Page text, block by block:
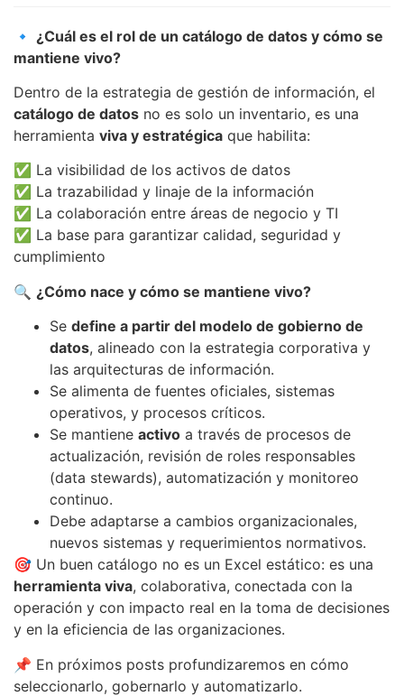
🔹 ¿Cuál es el rol de un catálogo de datos y cómo se
mantiene vivo?
Dentro de la estrategia de gestión de información, el
catálogo de datos no es solo un inventario, es una
herramienta viva y estratégica que habilita:
✅ La visibilidad de los activos de datos
✅ La trazabilidad y linaje de la información
✅ La colaboración entre áreas de negocio y TI
✅ La base para garantizar calidad, seguridad y
cumplimiento
🔍 ¿Cómo nace y cómo se mantiene vivo?
Se define a partir del modelo de gobierno de
datos, alineado con la estrategia corporativa y
las arquitecturas de información.
Se alimenta de fuentes oficiales, sistemas
operativos, y procesos críticos.
Se mantiene activo a través de procesos de
actualización, revisión de roles responsables
(data stewards), automatización y monitoreo
continuo.
Debe adaptarse a cambios organizacionales,
nuevos sistemas y requerimientos normativos.
🎯 Un buen catálogo no es un Excel estático: es una
herramienta viva, colaborativa, conectada con la
operación y con impacto real en la toma de decisiones
y en la eficiencia de las organizaciones.
📌 En próximos posts profundizaremos en cómo
seleccionarlo, gobernarlo y automatizarlo.